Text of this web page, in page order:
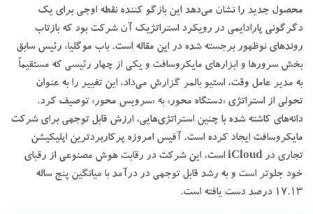
محصول جدید را نشان می‌دهد این بازگو کننده نقطه اوجی برای یک
دگرگونی پارادایمی‌ در رویکرد استراتژیک آن شرکت بود که بازتاب
روندهای نوظهور برجسته شده در این مقاله است. باب موگلیا، رئیس سابق
بخش سرورها و ابزارهای مایکروسافت و یکی از چهار رئیسی که مستقیماً
به مدیر عامل وقت، استیو بالمر گزارش می‌داد، این تغییر را به عنوان
تحولی از استراتژی «دستگاه محور» به «سرویس محور» توصیف کرد.
دانه‌های کاشته شده با چنین استراتژی‌هایی، ارزش قابل توجهی برای شرکت
مایکروسافت ایجاد کرده است. آفیس امروزه پرکاربردترین اپلیکیشن
تجاری در iCloud است، این شرکت در رقابت هوش مصنوعی از رقبای
خود جلوتر است و به رشد قابل توجهی در درآمد با میانگین پنج ساله
17.13 درصد دست یافته است.